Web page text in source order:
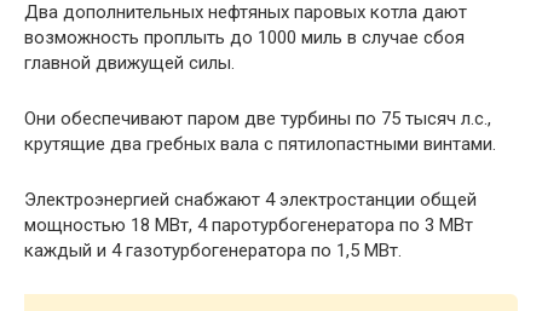
Два дополнительных нефтяных паровых котла дают
возможность проплыть до 1000 миль в случае сбоя
главной движущей силы.
Они обеспечивают паром две турбины по 75 тысяч л.с.,
крутящие два гребных вала с пятилопастными винтами.
Электроэнергией снабжают 4 электростанции общей
мощностью 18 МВт, 4 паротурбогенератора по 3 МВт
каждый и 4 газотурбогенератора по 1,5 МВт.